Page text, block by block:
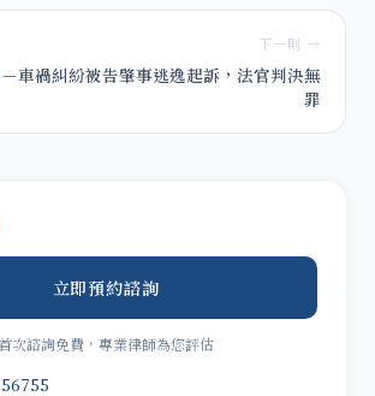
下一則 →
車禍糾紛被告肇事逃逸起訴，法官判決無
罪
立即預約諮詢
次諮詢免費，專業律師為您評估